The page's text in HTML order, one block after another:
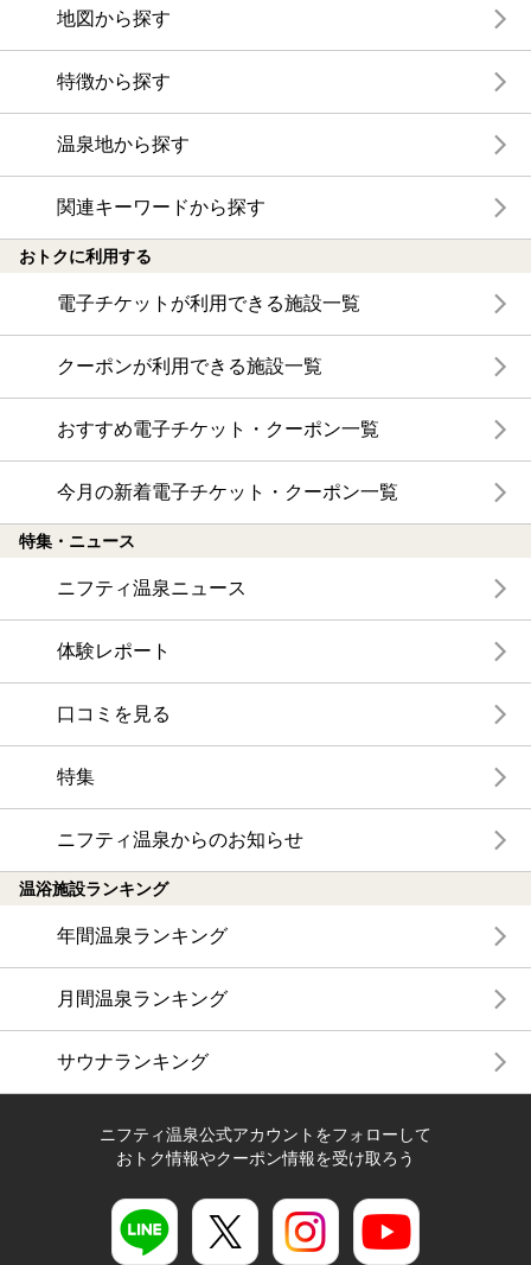
地図から探す
特徴から探す
温泉地から探す
関連キーワードから探す
おトクに利用する
電子チケットが利用できる施設一覧
クーポンが利用できる施設一覧
おすすめ電子チケット・クーポン一覧
今月の新着電子チケット・クーポン一覧
特集・ニュース
ニフティ温泉ニュース
体験レポート
口コミを見る
特集
ニフティ温泉からのお知らせ
温浴施設ランキング
年間温泉ランキング
月間温泉ランキング
サウナランキング
ニフティ温泉公式アカウントをフォローして
おトク情報やクーポン情報を受け取ろう